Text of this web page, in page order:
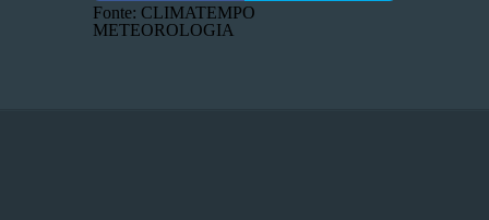
Fonte: CLIMATEMPO
METEOROLOGIA